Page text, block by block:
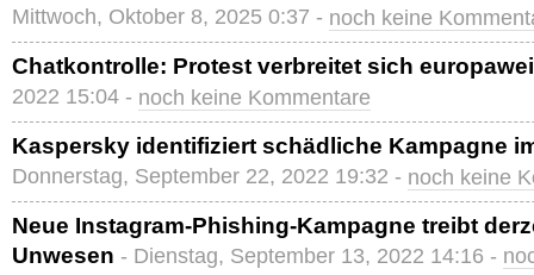
Mittwoch, Oktober 8, 2025 0:37 - noch keine
Chatkontrolle: Protest verbreitet sich
2022 15:04 - noch keine Kommentare
Kaspersky identifiziert schädliche Kampagne
Donnerstag, September 22, 2022 19:32 - noch keine
Neue Instagram-Phishing-Kampagne treibt
Unwesen - Dienstag, September 13, 2022 14:16 -